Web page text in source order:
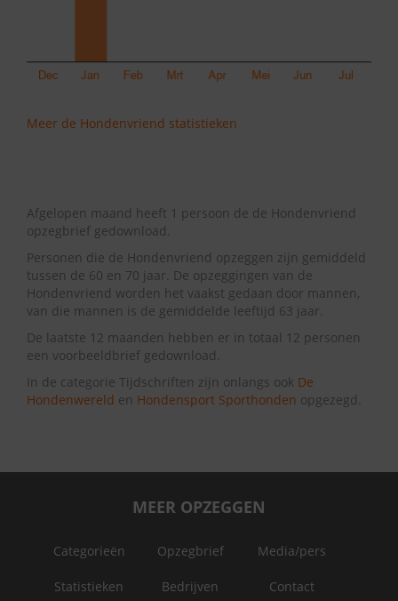
Meer de Hondenvriend statistieken
Afgelopen maand heeft 1 persoon de de Hondenvriend
opzegbrief gedownload.
Personen die de Hondenvriend opzeggen zijn gemiddeld
tussen de 60 en 70 jaar. De opzeggingen van de
Hondenvriend worden het vaakst gedaan door mannen,
van die mannen is de gemiddelde leeftijd 63 jaar.
De laatste 12 maanden hebben er in totaal 12 personen
een voorbeeldbrief gedownload.
In de categorie Tijdschriften zijn onlangs ook De
Hondenwereld en Hondensport Sporthonden opgezegd.
MEER OPZEGGEN
Categorieën Opzegbrief Media/pers
Statistieken Bedrijven Contact